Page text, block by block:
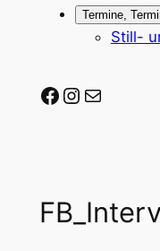
Termine,
Still-
Stillberaterin-werden auf Facebook
Stillberaterin-werden auf Instagram
Mail-Adresse